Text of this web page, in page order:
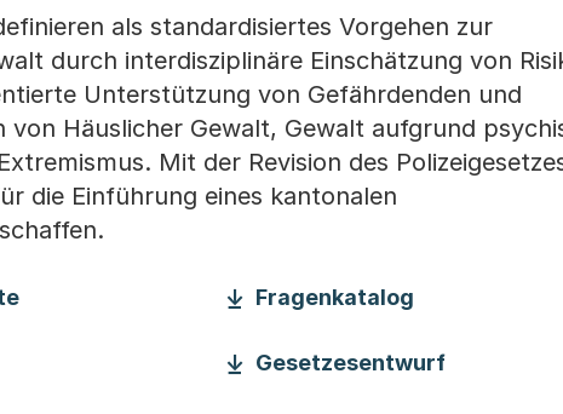
als standardisiertes Vorgehen zur
durch interdisziplinäre Einschätzung von
Unterstützung von Gefährdenden und
von Häuslicher Gewalt, Gewalt aufgrund
Mit der Revision des
die Einführung eines kantonalen
(Startet einen Download)Fragenkatalog
Gesetzesentwurf(Startet